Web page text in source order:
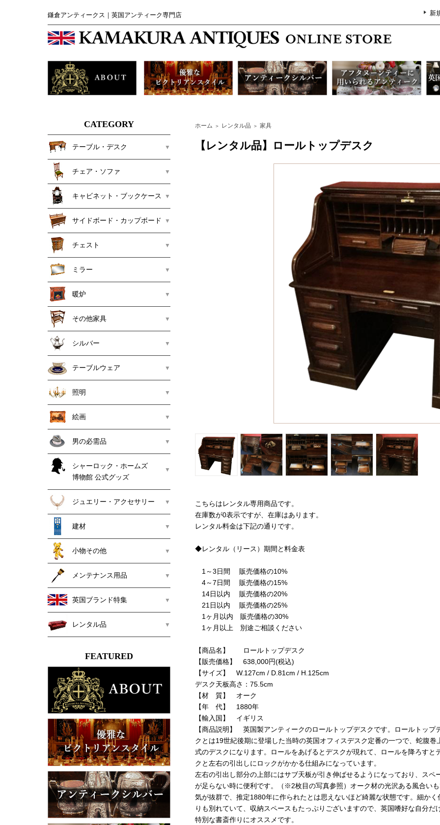
鎌倉アンティークス｜英国アンティーク専門店 新
CATEGORY
テーブル・デスク
チェア・ソファ
キャビネット・ブックケース
サイドボード・カップボード
チェスト
ミラー
暖炉
その他家具
シルバー
テーブルウェア
照明
絵画
男の必需品
シャーロック・ホームズ
博物館 公式グッズ
ジュエリー・アクセサリー
建材
小物その他
メンテナンス用品
英国ブランド特集
レンタル品
FEATURED
ホーム ＞ レンタル品 ＞ 家具
【レンタル品】ロールトップデスク
こちらはレンタル専用商品です。
在庫数が0表示ですが、在庫はあります。
レンタル料金は下記の通りです。
◆レンタル（リース）期間と料金表
1～3日間 販売価格の10%
4～7日間 販売価格の15%
14日以内 販売価格の20%
21日以内 販売価格の25%
1ヶ月以内 販売価格の30%
1ヶ月以上 別途ご相談ください
【商品名】 ロールトップデスク
【販売価格】 638,000円(税込)
【サイズ】 W.127cm / D.81cm / H.125cm
デスク天板高さ：75.5cm
【材 質】 オーク
【年 代】 1880年
【輸入国】 イギリス
【商品説明】 英国製アンティークのロールトップデスクです。ロールトップ
クとは19世紀後期に登場した当時の英国オフィスデスク定番の一つで、蛇腹巻
式のデスクになります。ロールをあげるとデスクが現れて、ロールを降ろすと
クと左右の引出しにロックがかかる仕組みになっています。
左右の引出し部分の上部にはサブ天板が引き伸ばせるようになっており、スペ
が足らない時に便利です。（※2枚目の写真参照）オーク材の光沢ある風合いも
気が抜群で、推定1880年に作られたとは思えないほど綺麗な状態です。細かく
りも別れていて、収納スペースもたっぷりございますので、英国嗜好な自分だ
特別な書斎作りにオススメです。